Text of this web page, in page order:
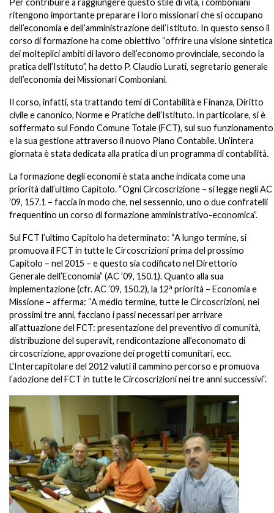
Per contribuire a raggiungere questo stile di vita, i comboniani
ritengono importante preparare i loro missionari che si occupano
dell’economia e dell’amministrazione dell’Istituto. In questo senso il
corso di formazione ha come obiettivo “offrire una visione sintetica
dei molteplici ambiti di lavoro dell’economo provinciale, secondo la
pratica dell’Istituto”, ha detto P. Claudio Lurati, segretario generale
dell’economia dei Missionari Comboniani.
Il corso, infatti, sta trattando temi di Contabilità e Finanza, Diritto
civile e canonico, Norme e Pratiche dell’Istituto. In particolare, si è
soffermato sul Fondo Comune Totale (FCT), sul suo funzionamento
e la sua gestione attraverso il nuovo Piano Contabile. Un’intera
giornata è stata dedicata alla pratica di un programma di contabilità.
La formazione degli economi è stata anche indicata come una
priorità dall’ultimo Capitolo. “Ogni Circoscrizione – si legge negli AC
’09, 157.1 – faccia in modo che, nel sessennio, uno o due confratelli
frequentino un corso di formazione amministrativo-economica”.
Sul FCT l’ultimo Capitolo ha determinato: “A lungo termine, si
promuova il FCT in tutte le Circoscrizioni prima del prossimo
Capitolo – nel 2015 – e questo sia codificato nel Direttorio
Generale dell’Economia” (AC ’09, 150.1). Quanto alla sua
implementazione (cfr. AC ’09, 150.2), la 12a priorità – Economia e
Missione – afferma: “A medio termine, tutte le Circoscrizioni, nei
prossimi tre anni, facciano i passi necessari per arrivare
all’attuazione del FCT: presentazione del preventivo di comunità,
distribuzione del superavit, rendicontazione all’economato di
circoscrizione, approvazione dei progetti comunitari, ecc.
L’Intercapitolare del 2012 valuti il cammino percorso e promuova
l’adozione del FCT in tutte le Circoscrizioni nei tre anni successivi”.